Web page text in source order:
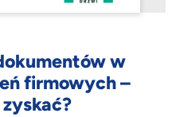
w
firmowych –